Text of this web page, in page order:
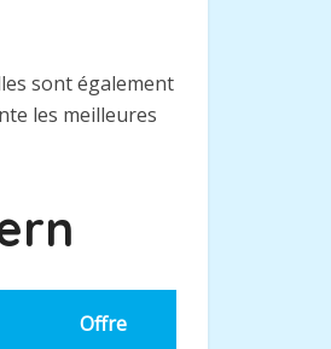
sont également
les meilleures
Offre